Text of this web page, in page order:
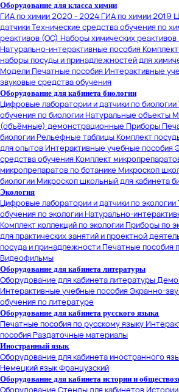
Оборудование для класса химии
ГИА по химии 2020 - 2024ГИА по химии 2019
датчикиТехнические средства обучения по
реактивов (ОС) Наборы химических
Натурально-интерактивные пособия
наборы посуды и принадлежностей для
МоделиПечатные пособия Интерактивные
звуковые средства обучения
Оборудование для кабинета биологии
Цифровые лаборатории и датчики по биологии
обучения по биологииНатуральные объекты
(объёмные) демонстрационные Приборы
биологииРельефные таблицыКомплект
для опытов Интерактивные учебные пособия
средства обученияКомплект
микропрепаратов по ботанике Микроскоп
биологииМикроскоп школьный для кабинета
Экология
Цифровые лаборатории и датчики по экологии
обучения по экологииНатурально-
Комплект коллекций по экологииПриборы по
для практических занятий и проектной
посуда и принадлежностиПечатные пособия
Видеофильмы
Оборудование для кабинета литературы
Оборудование для кабинета литературы
Интерактивные учебные пособияЭкранно-
обучения по литературе
Оборудование для кабинета русского языка
Печатные пособия по русскому языку
пособияРаздаточные материалы
Иностранный язык
Оборудование для кабинета иностранного
Немецкий языкФранцузский
Оборудование для кабинета истории и
Оборудование Стенды для кабинетов